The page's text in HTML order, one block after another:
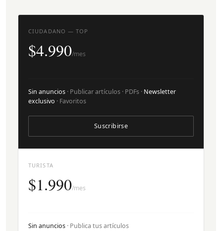
TURISTA
$1.990/mes
Sin anuncios · Publica tus artículos
CIUDADANO — TOP
$4.990/mes
Sin anuncios · Publicar artículos · PDFs · Newsletter
exclusivo · Favoritos
Suscribirse